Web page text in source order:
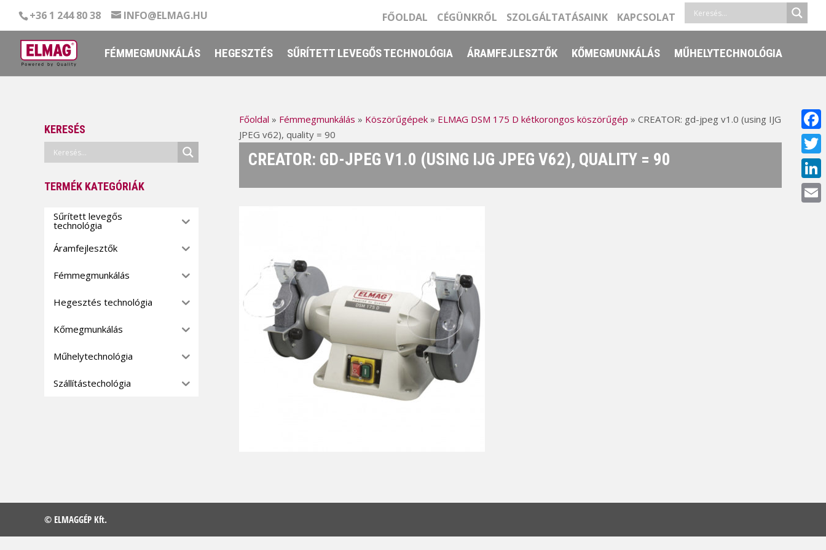
+36 1 244 80 38 INFO@ELMAG.HU FŐOLDAL CÉGÜNKRŐL SZOLGÁLTATÁSAINK KAPCSOLAT
FÉMMEGMUNKÁLÁS HEGESZTÉS SŰRÍTETT LEVEGŐS TECHNOLÓGIA ÁRAMFEJLESZTŐK KŐMEGMUNKÁLÁS MŰHELYTECHNOLÓGIA
Főoldal » Fémmegmunkálás » Köszörűgépek» ELMAG DSM 175 D kétkorongos köszörűgép » CREATOR: gd-jpeg v1.0 (using IJG
JPEG v62), quality = 90
CREATOR: GD-JPEG V1.0 (USING IJG JPEG V62), QUALITY = 90
KERESÉS
TERMÉK KATEGÓRIÁK
Sűrített levegős
technológia
Áramfejlesztők
Fémmegmunkálás
Hegesztés technológia
Kőmegmunkálás
Műhelytechnológia
Szállítástechológia
© ELMAGGÉP Kft.